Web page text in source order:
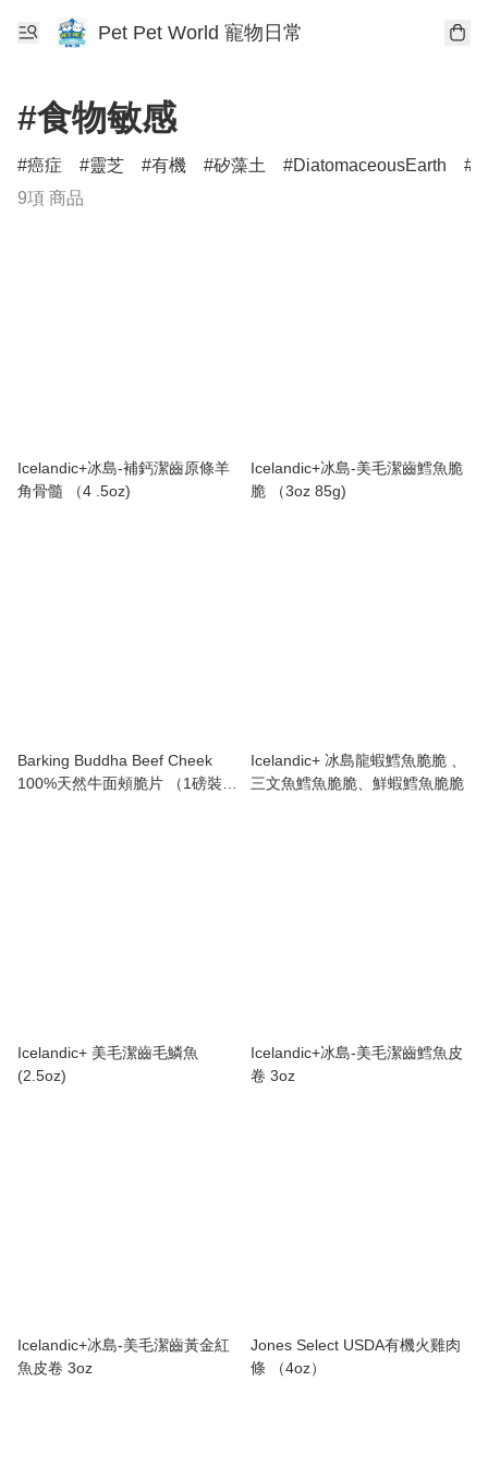
Pet Pet World 寵物日常
#食物敏感
癌症 靈芝 有機 矽藻土 DiatomaceousEarth
9項 商品
Icelandic+冰島-補鈣潔齒原條羊
角骨髓 （4 .5oz)
Icelandic+冰島-美毛潔齒鱈魚脆
脆 （3oz 85g)
Barking Buddha Beef Cheek
100%天然牛面頰脆片 （1磅裝大
Icelandic+ 冰島龍蝦鱈魚脆脆 、
三文魚鱈魚脆脆、鮮蝦鱈魚脆脆
Icelandic+ 美毛潔齒毛鱗魚
(2.5oz)
Icelandic+冰島-美毛潔齒鱈魚皮
卷 3oz
Icelandic+冰島-美毛潔齒黃金紅
魚皮卷 3oz
Jones Select USDA有機火雞肉
條 （4oz）